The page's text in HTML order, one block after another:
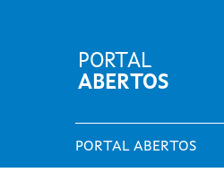
PORTAL
ABERTOS
PORTAL ABERTOS